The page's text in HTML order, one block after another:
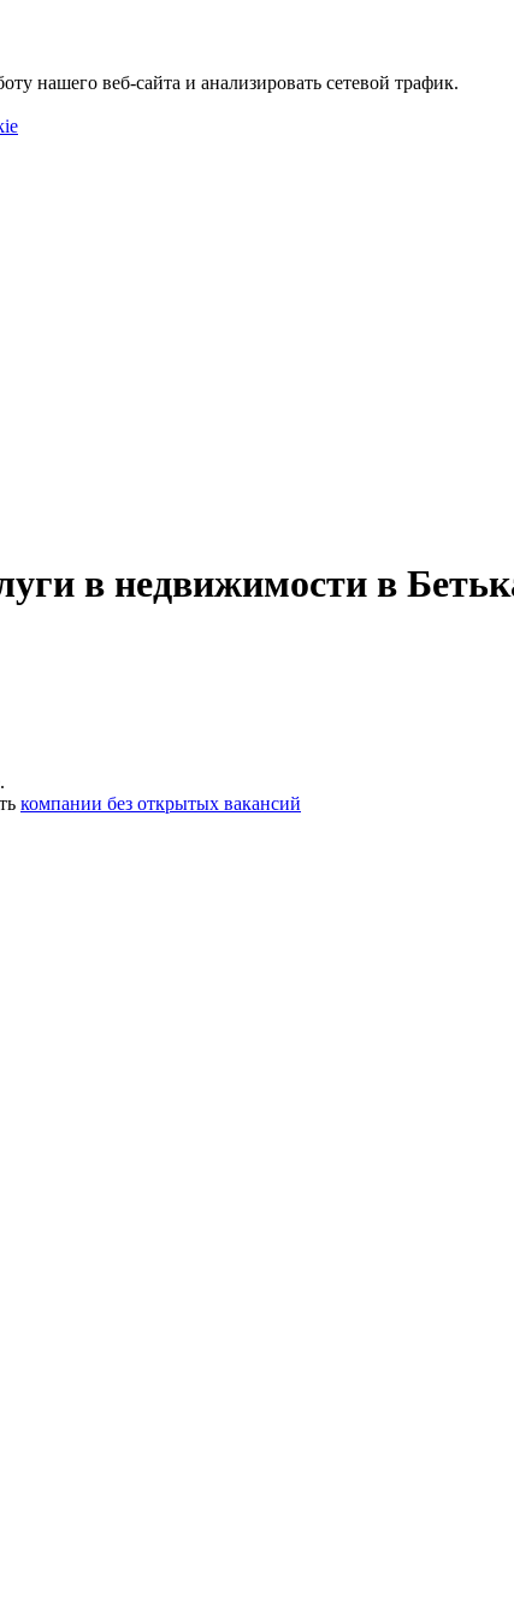
нашего веб-сайта и анализировать сетевой трафик.
в недвижимости в
компании без открытых вакансий